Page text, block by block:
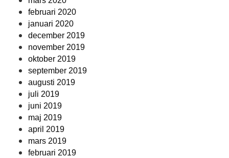
februari 2020
januari 2020
december 2019
november 2019
oktober 2019
september 2019
augusti 2019
juli 2019
juni 2019
maj 2019
april 2019
mars 2019
februari 2019